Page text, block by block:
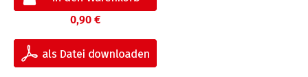
0,90 €